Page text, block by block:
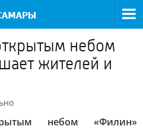
небом
жителей и
небом «Филин»